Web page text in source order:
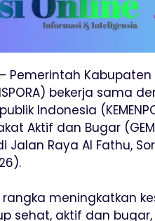
– Pemerintah
bekerja sama
Indonesia
Aktif dan Bugar
Jalan Raya Al Fathu,
rangka meningkatkan
sehat, aktif dan